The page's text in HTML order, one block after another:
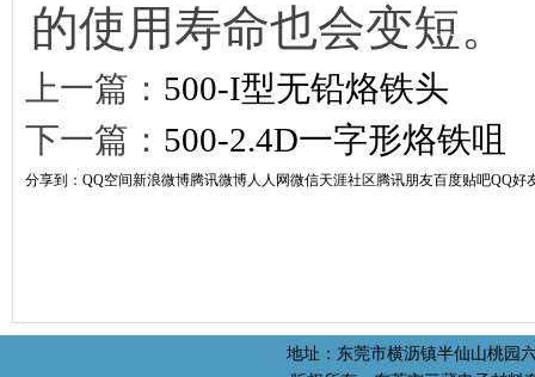
的使用寿命也会变短。
上一篇： 500-I型无铅烙铁头
下一篇： 500-2.4D一字形烙铁咀
分享到： QQ空间新浪微博腾讯微博人人网微信天涯社区腾讯朋友百度贴吧QQ好
地址：东莞市横沥镇半仙山桃园